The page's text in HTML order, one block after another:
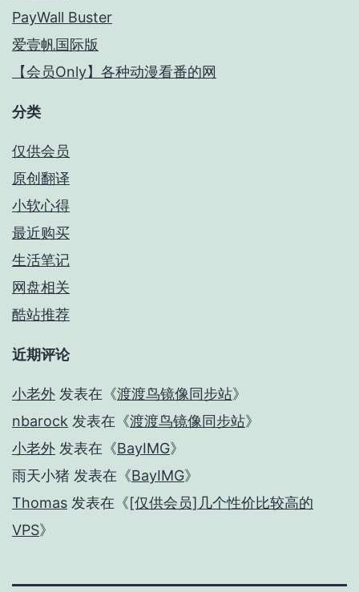
PayWall Buster
爱壹帆国际版
【会员Only】各种动漫看番的网
分类
仅供会员
原创翻译
小软心得
最近购买
生活笔记
网盘相关
酷站推荐
近期评论
小老外 发表在《渡渡鸟镜像同步站》
nbarock 发表在《渡渡鸟镜像同步站》
小老外 发表在《BayIMG》
雨天小猪 发表在《BayIMG》
Thomas 发表在《[仅供会员]几个性价比较高的
VPS》